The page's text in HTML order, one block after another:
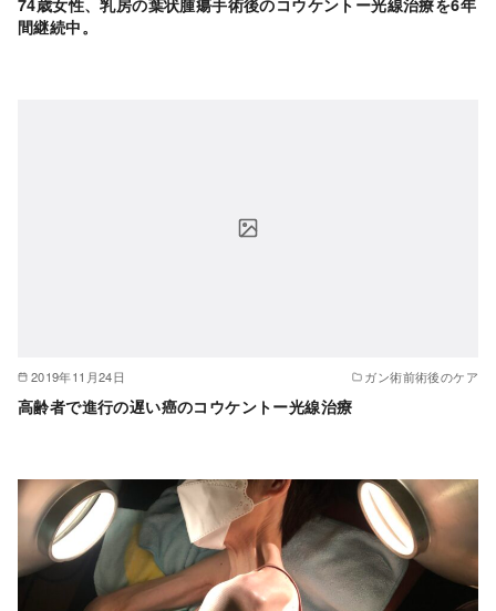
74歳女性、乳房の葉状腫瘍手術後のコウケントー光線治療を6年
間継続中。
2019年11月24日 ガン術前術後のケア
高齢者で進行の遅い癌のコウケントー光線治療